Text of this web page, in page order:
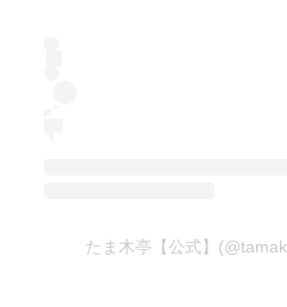
たま木亭【公式】